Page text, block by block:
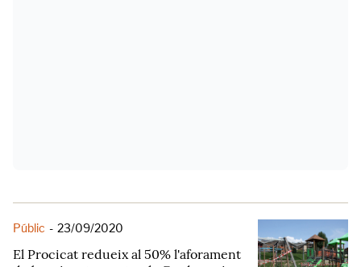
Públic - 23/09/2020
El Procicat redueix al 50% l'aforament